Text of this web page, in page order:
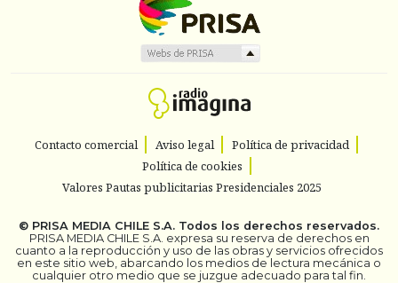
Contacto comercial Aviso legal
Política de privacidad
Política de cookies
Valores Pautas publicitarias Presidenciales 2025
© PRISA MEDIA CHILE S.A. Todos los derechos reservados.
PRISA MEDIA CHILE S.A. expresa su reserva de derechos en
cuanto a la reproducción y uso de las obras y servicios ofrecidos
en este sitio web, abarcando los medios de lectura mecánica o
cualquier otro medio que se juzgue adecuado para tal fin.